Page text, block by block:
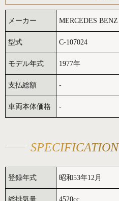
メーカー MERCEDES BENZ
型式 C-107024
モデル年式 1977年
支払総額 -
車両本体価格 -
SPECIFICATION
登録年式 昭和53年12月
総排気量 4520cc